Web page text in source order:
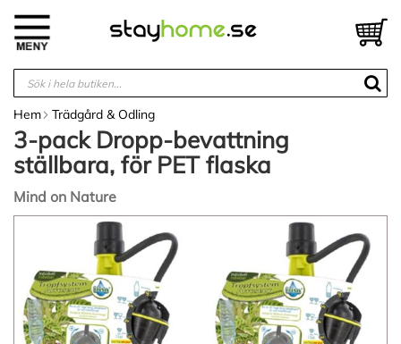
innehållet
Hem Trädgård & Odling
3-pack Dropp-bevattning
ställbara, för PET flaska
Mind on Nature
bildgalleriet